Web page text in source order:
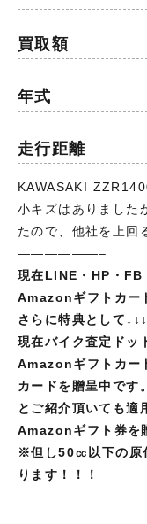
買取額
年式
走行距離
KAWASAKI
小キズはありました
たので、他社を上回
——————–
現在LINE・HP・
Amazonギフトカー
さらに特典として↓↓↓
現在バイク査定ドッ
Amazonギフトカー
カードを贈呈中です
とご紹介頂いても適
Amazonギフト券を
※但し50㏄以下の原
ります！！！